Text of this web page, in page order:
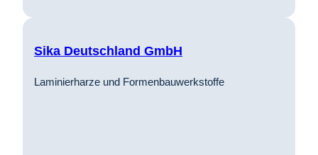
Sika Deutschland GmbH
Laminierharze und Formenbauwerkstoffe